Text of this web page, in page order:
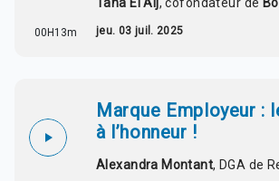
00H13m jeu. 03 juil. 2025
Marque Employeur :
à l’honneur !
Alexandra Montant, DGA de